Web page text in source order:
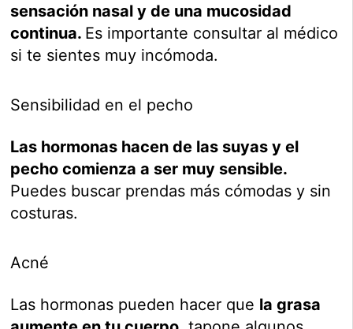
sensación nasal y de una mucosidad
continua. Es importante consultar al médico
si te sientes muy incómoda.
Sensibilidad en el pecho
Las hormonas hacen de las suyas y el
pecho comienza a ser muy sensible.
Puedes buscar prendas más cómodas y sin
costuras.
Acné
Las hormonas pueden hacer que la grasa